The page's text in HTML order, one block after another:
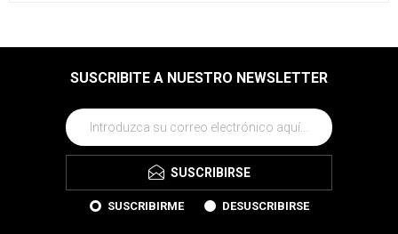
SUSCRIBITE A NUESTRO NEWSLETTER
SUSCRIBIRSE
SUSCRIBIRME DESUSCRIBIRSE